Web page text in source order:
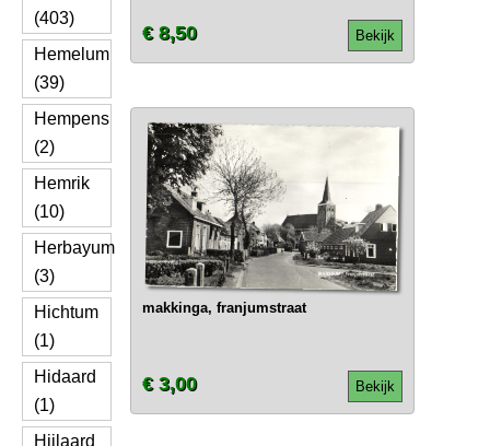
(403)
Hemelum
(39)
Hempens
(2)
Hemrik
(10)
Herbayum
(3)
Hichtum
(1)
Hidaard
(1)
Hijlaard
Bekijk
€ 8,50
makkinga, franjumstraat
Bekijk
€ 3,00